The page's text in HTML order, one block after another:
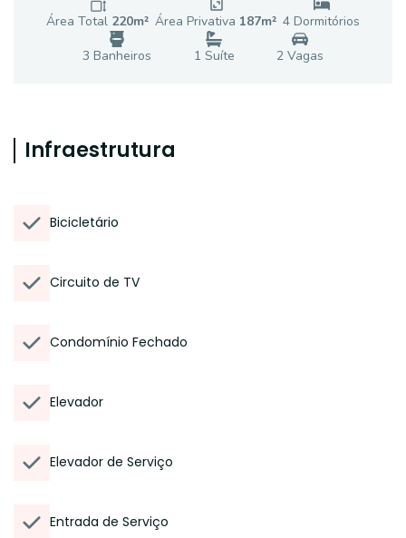
Área Total 220m² Área Privativa 187m² 4 Dormitórios
3 Banheiros 1 Suíte 2Vagas
Infraestrutura
Bicicletário
Circuito de TV
Condomínio Fechado
Elevador
Elevador de Serviço
Entrada de Serviço